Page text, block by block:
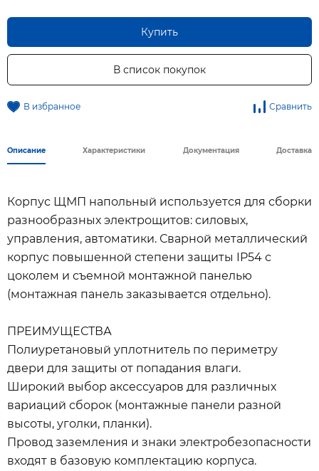
Купить
В список покупок
В избранное Сравнить
Описание Характеристики Документация Доставка
Корпус ЩМП напольный используется для сборки
разнообразных электрощитов: силовых,
управления, автоматики. Сварной металлический
корпус повышенной степени защиты IP54 с
цоколем и съемной монтажной панелью
(монтажная панель заказывается отдельно).
ПРЕИМУЩЕСТВА
Полиуретановый уплотнитель по периметру
двери для защиты от попадания влаги.
Широкий выбор аксессуаров для различных
вариаций сборок (монтажные панели разной
высоты, уголки, планки).
Провод заземления и знаки электробезопасности
входят в базовую комплектацию корпуса.